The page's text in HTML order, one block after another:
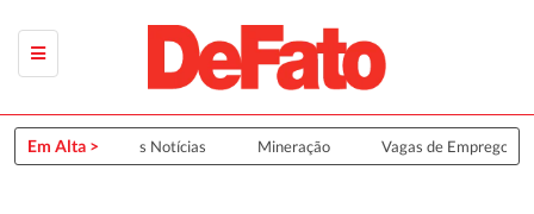
Em Alta >Últimas Notícias Mineração Vagas de Emprego